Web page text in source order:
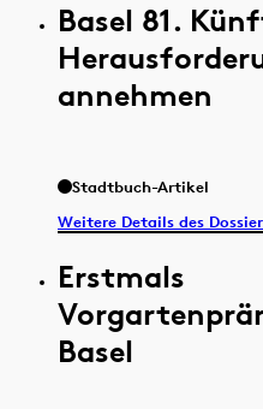
Basel 81.
annehmen
Stadtbuch-Artikel
Weitere Details des
Erstmals
Basel